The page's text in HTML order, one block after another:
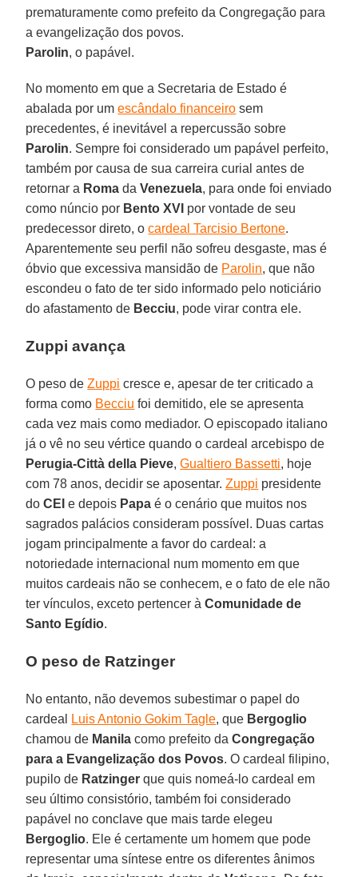
prematuramente como prefeito da Congregação para
a evangelização dos povos.
Parolin, o papável.
No momento em que a Secretaria de Estado é
abalada por umescândalo financeiro sem
precedentes, é inevitável a repercussão sobre
Parolin. Sempre foi considerado um papável perfeito,
também por causa de sua carreira curial antes de
retornar a Roma daVenezuela, para onde foi enviado
como núncio por Bento XVI por vontade de seu
predecessor direto, ocardeal Tarcisio Bertone.
Aparentemente seu perfil não sofreu desgaste, mas é
óbvio que excessiva mansidão de Parolin, que não
escondeu o fato de ter sido informado pelo noticiário
do afastamento de Becciu, pode virar contra ele.
Zuppi avança
O peso deZuppi cresce e, apesar de ter criticado a
forma como Becciu foi demitido, ele se apresenta
cada vez mais como mediador. O episcopado italiano
já o vê no seu vértice quando o cardeal arcebispo de
Perugia-Città della Pieve,Gualtiero Bassetti, hoje
com 78 anos, decidir se aposentar.Zuppi presidente
doCEI e depois Papa é o cenário que muitos nos
sagrados palácios consideram possível. Duas cartas
jogam principalmente a favor do cardeal: a
notoriedade internacional num momento em que
muitos cardeais não se conhecem, e o fato de ele não
ter vínculos, exceto pertencer àComunidade de
Santo Egídio.
O peso de Ratzinger
No entanto, não devemos subestimar o papel do
cardeal
Luis Antonio Gokim Tagle, que Bergoglio
chamou de Manila como prefeito daCongregação
para a Evangelização dos Povos. O cardeal filipino,
pupilo de Ratzinger que quis nomeá-lo cardeal em
seu último consistório, também foi considerado
papável no conclave que mais tarde elegeu
Bergoglio. Ele é certamente um homem que pode
representar uma síntese entre os diferentes ânimos